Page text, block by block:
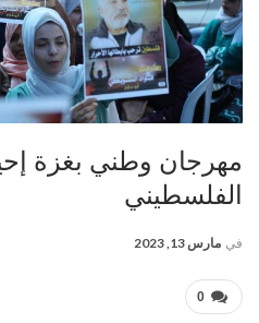
مهرجان وطني بغزة
الفلسطيني
في مارس 13, 2023
0